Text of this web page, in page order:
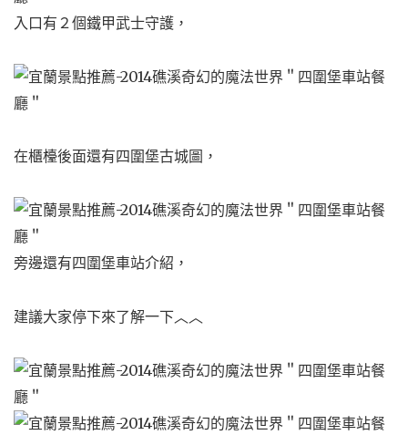
入口有２個鐵甲武士守護，
在櫃檯後面還有四圍堡古城圖，
旁邊還有四圍堡車站介紹，
建議大家停下來了解一下︿︿